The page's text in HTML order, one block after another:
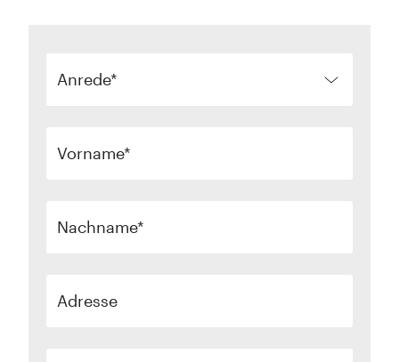
Anrede
Vorname
Nachname
Adresse